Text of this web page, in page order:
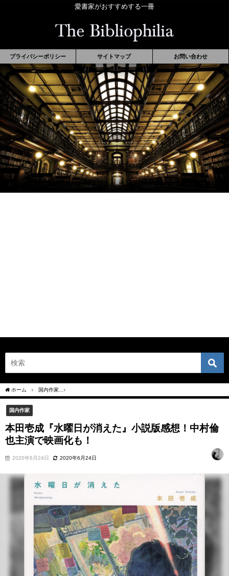
愛書家がおすすめする一冊
プライバシーポリシー サイトマップ お問い合わせ
ホーム 国内作家
国内作家
本田壱成『水曜日が消えた』小説版感想！中村倫
也主演で映画化も！
2020年6月24日 2020年6月24日